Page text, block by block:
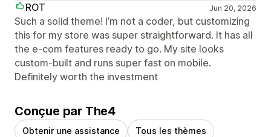
ROT
Jun 20, 2026
Such a solid theme! I’m not a coder, but customizing
this for my store was super straightforward. It has all
the e-com features ready to go. My site looks
custom-built and runs super fast on mobile.
Definitely worth the investment
Conçue par The4
Obtenir une assistance Tous les thèmes